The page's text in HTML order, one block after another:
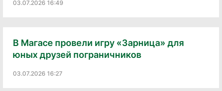
03.07.2026 16:49
В Магасе провели игру «Зарница» для
юных друзей пограничников
03.07.2026 16:27